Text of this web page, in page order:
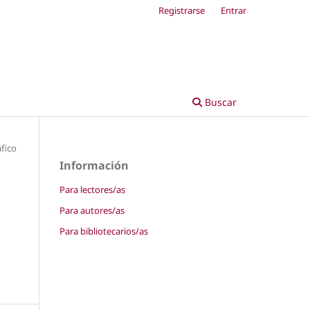
Buscar
Registrarse Entrar
Información
Para lectores/as
Para autores/as
Para bibliotecarios/as